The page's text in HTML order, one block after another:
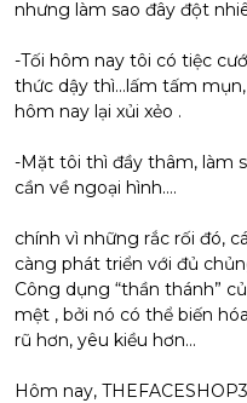
nhưng làm sao đây đột
-Tối hôm nay tôi có tiệc
thức dậy thì…lấm tấm
hôm nay lại xủi xẻo .
-Mặt tôi thì đầy thâm, làm
cần về ngoại hình….
chính vì những rắc rối đó,
càng phát triển với đủ
Công dụng “thần thánh”
mệt , bởi nó có thể biến
rũ hơn, yêu kiều hơn…
Hôm nay,